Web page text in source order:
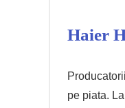
Haier
pe piata.